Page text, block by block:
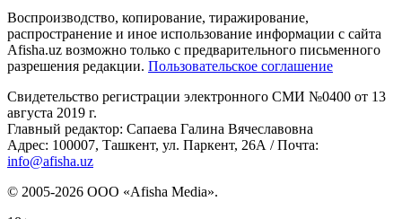
Воспроизводство, копирование, тиражирование,
распространение и иное использование информации с сайта
Afisha.uz возможно только с предварительного письменного
разрешения редакции. Пользовательское соглашение
Свидетельство регистрации электронного СМИ №0400 от 13
августа 2019 г.
Главный редактор: Сапаева Галина Вячеславовна
Адрес: 100007, Ташкент, ул. Паркент, 26А / Почта:
info@afisha.uz
© 2005-2026 ООО «Afisha Media».